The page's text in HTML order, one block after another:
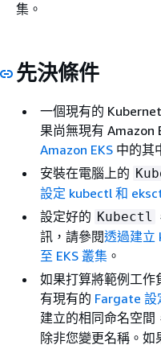
集。
先決條件
一個現有的
果尚無現有 Amazon
Amazon EKS 中的其
安裝在電腦上的
設定 kubectl 和
設定好的 Kubectl
訊，請參閱透過建立
至 EKS 叢集 。
如果打算將範例工
有現有的 Fargate 設
建立的相同命名空間
除非您變更名稱。如